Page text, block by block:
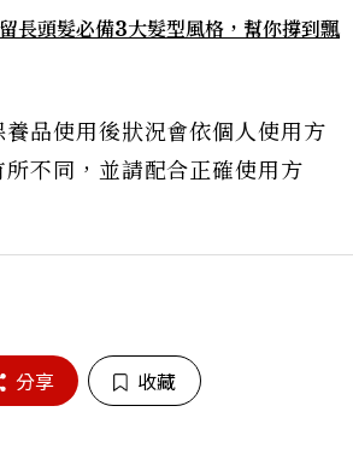
長頭髮必備3大髮型風格，幫你撐到飄
品使用後狀況會依個人使用方
不同，並請配合正確使用方
分享 收藏